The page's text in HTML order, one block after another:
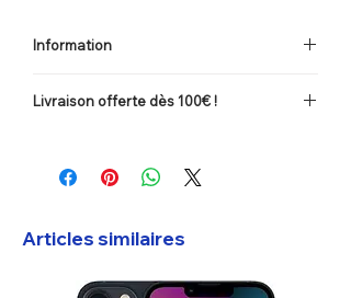
Information
ANDROID
Livraison offerte dès 100€ !
Articles similaires